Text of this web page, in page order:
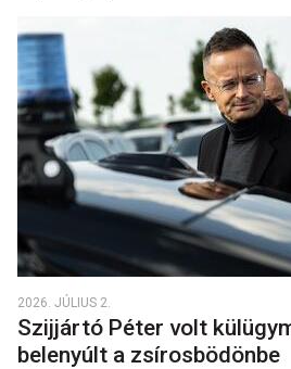
2026. JÚLIUS 2.
Szijjártó Péter volt
belenyúlt a zsírosbödönbe